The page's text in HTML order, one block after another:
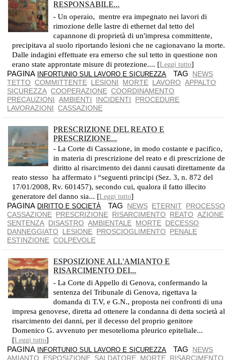
RESPONSABILE...
- Un operaio, mentre era impegnato nei lavori di
rimozione delle lastre di ethernet dal tetto del
capannone di proprietà di un'impresa committente,
precipitava al suolo riportando lesioni che ne cagionavano la morte.
Dalle indagini effettuate era emerso che sul tetto in questione non
erano state approntate misure di protezione.... [Leggi tutto]
PAGINA INFORTUNIO SUL LAVORO E SICUREZZA TAG NEWS
TETTO COMMITTENTE LESIONI MORTE LAVORO APPALTO
SICUREZZA COOPERAZIONE COORDINAMENTO
PRECAUZIONI AMBIENTI INCIDENTI
PROCEDURE
LAVORAZIONI CASSAZIONE
PRESCRIZIONE DEL REATO E
PRESCRIZIONE...
- La Corte di Cassazione, in modo costante e pacifico,
in materia di prescrizione del reato e di prescrizione
diritto al risarcimento dei danni causati direttamente
reato stesso ha affermato i “seguenti principi (Sez. 3, n. 872 del
17/01/2008, Rv. 601457), secondo cui, qualora il fatto illecito
generatore del danno sia... [Leggi tutto]
PAGINA DIRITTO E SOCIETÀ TAG NEWS ETERNIT PROCESSO
CASSAZIONE PRESCRIZIONE RISARCIMENTO REATO AZIONE
SENTENZA DISASTRO AMBIENTALE MORTE DECESSO
DANNEGGIATO
LESIONE PROSCIOGLIMENTO
PENALE
ESTINZIONE COLPEVOLE
ESPOSIZIONE ALL'AMIANTO E
RISARCIMENTO DEI...
- La Corte di Appello di Genova, confermando la
sentenza del Tribunale di Genova, rigettava la
domanda di T.V, e G.N., proposta nei confronti di una
impresa genovese, diretta ad ottenere la condanna di detta società al
risarcimento dei danni, per il decesso del proprio genitore
Domenico G. avvenuto per mesotelioma pleurico epiteliale...
[Leggi tutto]
PAGINA INFORTUNIO SUL LAVORO E SICUREZZA TAG NEWS
AMIANTO
ESPOSIZIONE SALDATORE MORTE RISARCIMENTO